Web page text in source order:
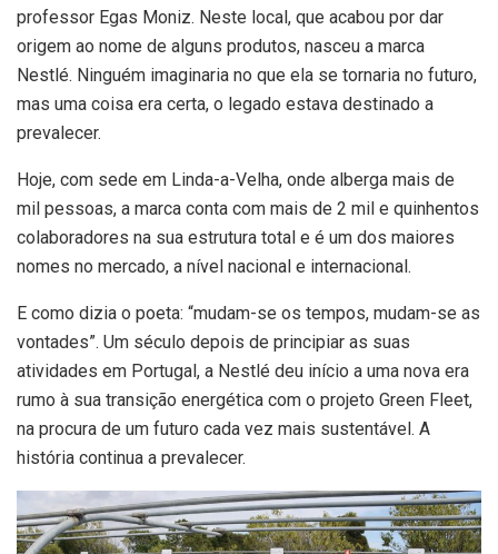
professor Egas Moniz. Neste local, que acabou por dar
origem ao nome de alguns produtos, nasceu a marca
Nestlé. Ninguém imaginaria no que ela se tornaria no futuro,
mas uma coisa era certa, o legado estava destinado a
prevalecer.
Hoje, com sede em Linda-a-Velha, onde alberga mais de
mil pessoas, a marca conta com mais de 2 mil e quinhentos
colaboradores na sua estrutura total e é um dos maiores
nomes no mercado, a nível nacional e internacional.
E como dizia o poeta: “mudam-se os tempos, mudam-se as
vontades”. Um século depois de principiar as suas
atividades em Portugal, a Nestlé deu início a uma nova era
rumo à sua transição energética com o projeto Green Fleet,
na procura de um futuro cada vez mais sustentável. A
história continua a prevalecer.